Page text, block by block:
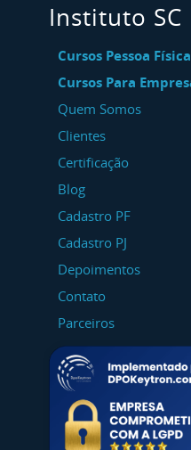
Instituto SC
Cursos Pessoa Física
Cursos Para
Quem Somos
Clientes
Certificação
Blog
Cadastro PF
Cadastro PJ
Depoimentos
Contato
Parceiros